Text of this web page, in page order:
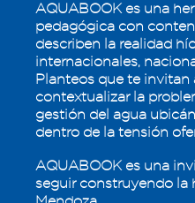
CAPÍTULO
El agua se valora y
5.1 - Balance Hídrico
5.2 - Pronóstico y medición
5.3 - Indicadores del agua
hídrica
AQUABOOK es una
pedagógica con
describen la realidad
internacionales,
Planteos que te invitan
contextualizar la
gestión del agua
dentro de la tensión
AQUABOOK es una
seguir construyendo la